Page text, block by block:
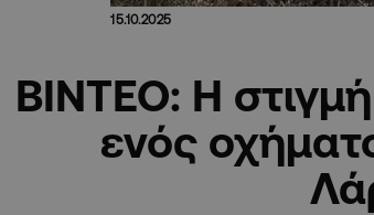
15.10.2025
ΒΙΝΤΕΟ: Η
ενός